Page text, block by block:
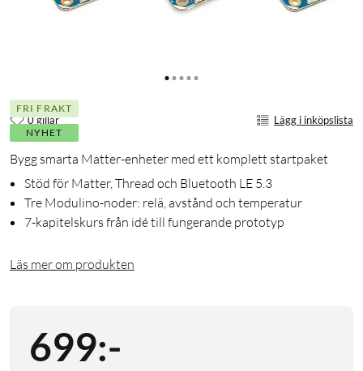
FRI FRAKT
NYHET
0 gillar Lägg i inköpslista
Bygg smarta Matter-enheter med ett komplett startpaket
Stöd för Matter, Thread och Bluetooth LE 5.3
Tre Modulino-noder: relä, avstånd och temperatur
7-kapitelskurs från idé till fungerande prototyp
Läs mer om produkten
699:-